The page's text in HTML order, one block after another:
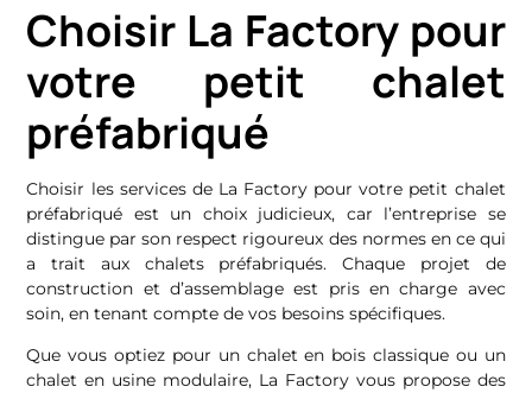
Choisir La Factory pour
votre petit chalet
préfabriqué
Choisir les services de La Factory pour votre petit chalet
préfabriqué est un choix judicieux, car l’entreprise se
distingue par son respect rigoureux des normes en ce qui
a trait aux chalets préfabriqués. Chaque projet de
construction et d’assemblage est pris en charge avec
soin, en tenant compte de vos besoins spécifiques.
Que vous optiez pour un chalet en bois classique ou un
chalet en usine modulaire, La Factory vous propose des